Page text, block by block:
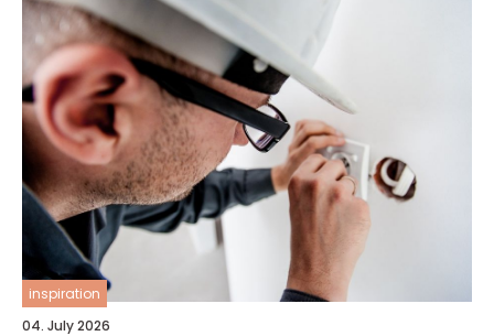
inspiration
04. July 2026